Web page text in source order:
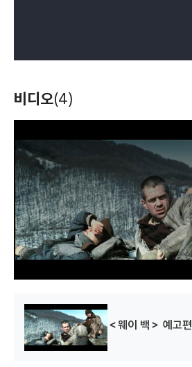
비디오(4)
a
m
o
d
a
w
n
d
o
w
.
＜웨이 백＞ 예고편